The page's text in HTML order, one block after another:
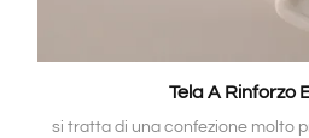
Tela A Rinforzo
si tratta di una confezione molto